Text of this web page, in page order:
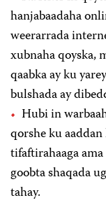
hanjabaadaha
weerarrada
xubnaha qoyska,
qaabka ay ku
bulshada ay
Hubi in
qorshe ku
tifaftirahaaga
goobta shaqada
tahay.